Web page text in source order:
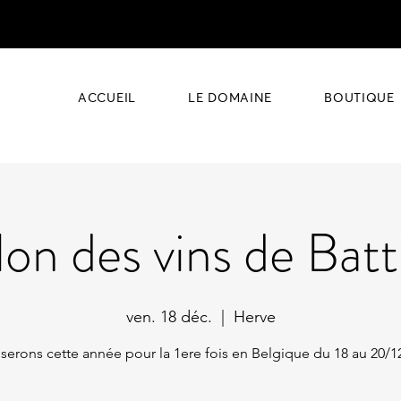
ACCUEIL LE DOMAINE BOUTIQUE
des vins de
ven. 18 déc. Herve
cette année pour la 1ere fois en Belgique du 18 au 20/